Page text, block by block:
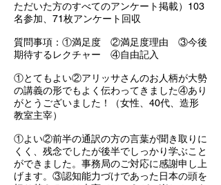
ただいた方のすべてのアンケート掲載）103
名参加、71枚アンケート回収
質問事項：①満足度 ②満足度理由 ③今後
期待するレクチャー ④自由記入
①とてもよい②アリッサさんのお人柄が大勢
の講義の形でもよく伝わってきました④あり
がとうございました！（女性、40代、造形
教室主宰）
①よい②前半の通訳の方の言葉が聞き取りに
くく、残念でしたが後半でしっかり学ぶこと
ができました。事務局のご対応に感謝申し上
げます。③認知能力づけであった日本の頭を